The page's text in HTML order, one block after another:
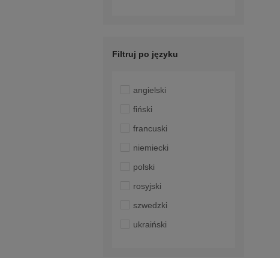
Filtruj po języku
angielski
fiński
francuski
niemiecki
polski
rosyjski
szwedzki
ukraiński